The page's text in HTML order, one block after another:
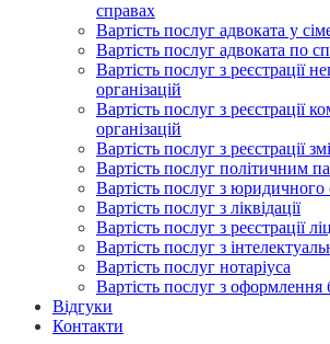
справах
Вартість послуг адвоката у
Вартість послуг адвоката по
Вартість послуг з реєстрації
організацій
Вартість послуг з реєстрації
організацій
Вартість послуг з реєстрації
Вартість послуг політичним
Вартість послуг з
Вартість послуг з ліквідації
Вартість послуг з реєстрації
Вартість послуг з
Вартість послуг нотаріуса
Вартість послуг з оформлення
Відгуки
Контакти